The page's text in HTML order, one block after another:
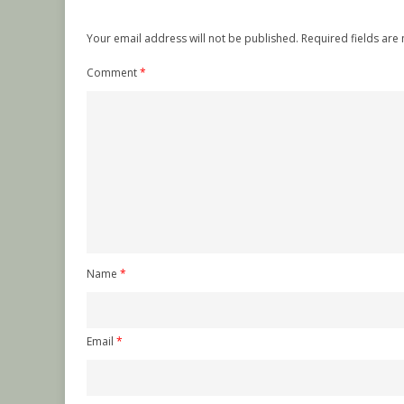
Your email address will not be published. Required fields are
Comment*
Name *
Email *